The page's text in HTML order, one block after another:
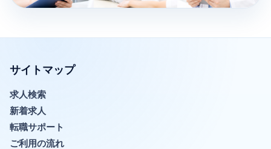
サイトマップ
求人検索
新着求人
転職サポート
ご利用の流れ